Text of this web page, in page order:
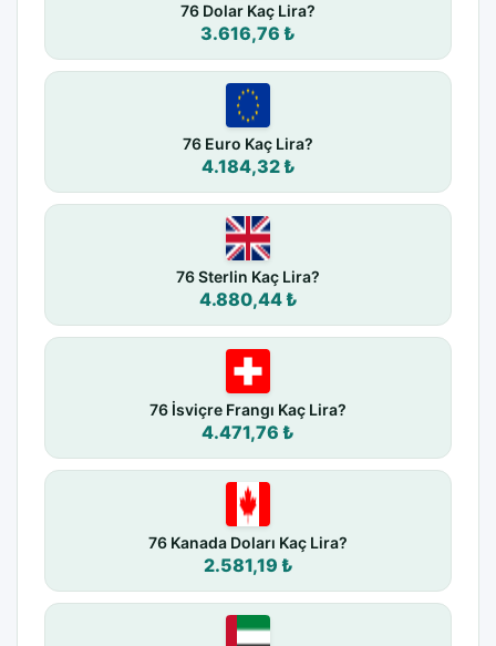
76 Dolar Kaç Lira?
3.616,76 ₺
76 Euro Kaç Lira?
4.184,32 ₺
76 Sterlin Kaç Lira?
4.880,44 ₺
76 İsviçre Frangı Kaç Lira?
4.471,76 ₺
76 Kanada Doları Kaç Lira?
2.581,19 ₺